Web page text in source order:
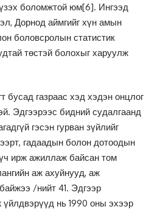
боломжтой юм[6]. Ингээд
Дорнод аймгийг хүн амын
боловсролын статистик
төстэй болохыг харуулж
бусад газраас хэд хэдэн онцлог
Эдгээрээс бидний судалгаанд
гэсэн гурван зүйлийг
гадаадын болон дотоодын
ирж ажиллаж байсан том
аж ахуйнууд, аж
/нийт 41. Эдгээр
нь 1990 оны эхээр